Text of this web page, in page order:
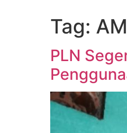
Tag:
PLN